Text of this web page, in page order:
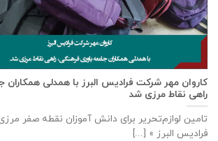
كاروان مهر شرکت فرادیس البرز با همدلی همکاران
راهی نقاط مرزی شد
تامين لوازم‌تحرير برای دانش آموزان نقطه صفر
فراديس البرز » [...]